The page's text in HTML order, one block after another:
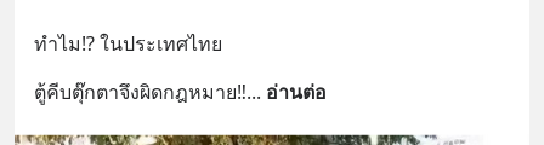
ทำไม⁉️ ในประเทศไทย
ตู้คีบตุ๊กตาจึงผิดกฎหมาย‼️... อ่านต่อ